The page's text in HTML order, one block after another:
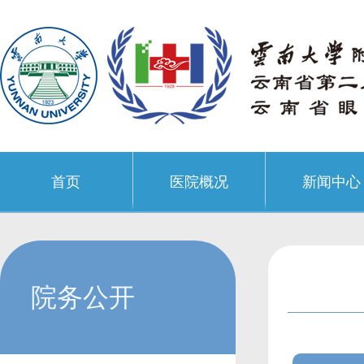
首页 医院概况 新闻中心
院务公开